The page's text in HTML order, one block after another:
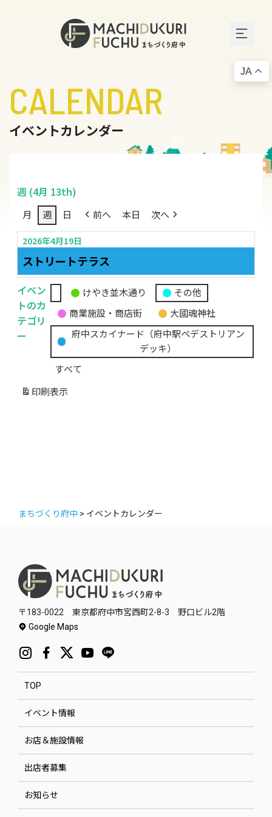
CALENDAR
イベントカレンダー
週 (4月 13th)
月 週 日 前へ 本日 次へ
2026年4月19日
ストリートテラス
イベン
トのカ
テゴリ
ー
無
題
の
カ
テ
ゴ
リ
けやき並木通り
その他
商業施設・商店街
大國魂神社
府中スカイナード（府中駅ペデストリアン
デッキ）
すべて
印刷 表示
まちづくり府中 > イベントカレンダー
〒183-0022 東京都府中市宮西町2-8-3 野口ビル2階
Google Maps
TOP
イベント情報
お店＆施設情報
出店者募集
お知らせ
JA